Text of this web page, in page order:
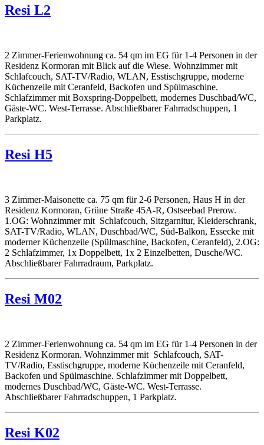
Resi L2
2 Zimmer-Ferienwohnung ca. 54 qm im EG für 1-4 Personen in der
Residenz Kormoran mit Blick auf die Wiese. Wohnzimmer mit
Schlafcouch, SAT-TV/Radio, WLAN, Esstischgruppe, moderne
Küchenzeile mit Ceranfeld, Backofen und Spülmaschine.
Schlafzimmer mit Boxspring-Doppelbett, modernes Duschbad/WC,
Gäste-WC. West-Terrasse. Abschließbarer Fahrradschuppen, 1
Parkplatz.
Resi H5
3 Zimmer-Maisonette ca. 75 qm für 2-6 Personen, Haus H in der
Residenz Kormoran, Grüne Straße 45A-R, Ostseebad Prerow.
1.OG: Wohnzimmer mit Schlafcouch, Sitzgarnitur, Kleiderschrank,
SAT-TV/Radio, WLAN, Duschbad/WC, Süd-Balkon, Essecke mit
moderner Küchenzeile (Spülmaschine, Backofen, Ceranfeld), 2.OG:
2 Schlafzimmer, 1x Doppelbett, 1x 2 Einzelbetten, Dusche/WC.
Abschließbarer Fahrradraum, Parkplatz.
Resi M02
2 Zimmer-Ferienwohnung ca. 54 qm im EG für 1-4 Personen in der
Residenz Kormoran. Wohnzimmer mit Schlafcouch, SAT-
TV/Radio, Esstischgruppe, moderne Küchenzeile mit Ceranfeld,
Backofen und Spülmaschine. Schlafzimmer mit Doppelbett,
modernes Duschbad/WC, Gäste-WC. West-Terrasse.
Abschließbarer Fahrradschuppen, 1 Parkplatz.
Resi K02